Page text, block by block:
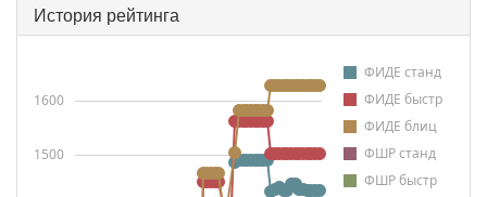
История рейтинга
ФИДЕ станд
ФИДЕ быстр
ФИДЕ блиц
ФШР станд
ФШР быстр
1500
1600